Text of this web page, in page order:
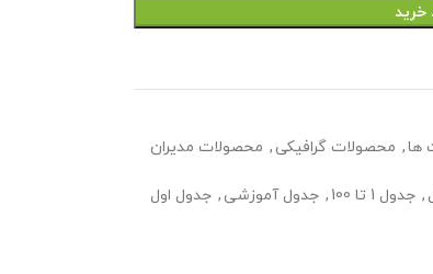
خرید
ها, محصولات گرافیکی , محصولات مدیران
, جدول 1 تا 100 , جدول آموزشی , جدول اول